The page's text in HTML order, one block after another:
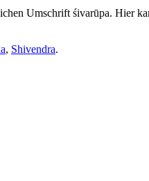
Umschrift śivarūpa. Hier
, Shivendra.